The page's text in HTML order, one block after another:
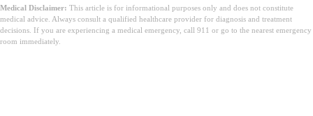
Medical Disclaimer: This article is for informational purposes only and does not constitute
medical advice. Always consult a qualified healthcare provider for diagnosis and treatment
decisions. If you are experiencing a medical emergency, call 911 or go to the nearest emergency
room immediately.